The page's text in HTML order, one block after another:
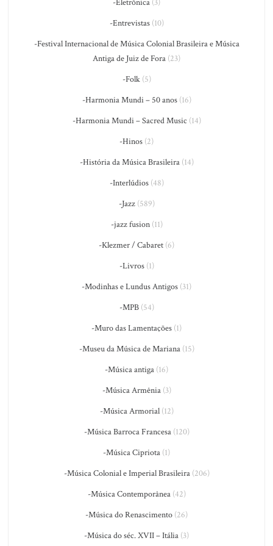
-Eletrônica (3)
-Entrevistas(10)
-Festival Internacional de Música Colonial Brasileira e Música
Antiga de Juiz de Fora (23)
-Folk(5)
-Harmonia Mundi – 50 anos(16)
-Harmonia Mundi – Sacred Music (14)
-Hinos (2)
-História da Música Brasileira(14)
-Interlúdios(48)
-Jazz(589)
-jazz fusion(11)
-Klezmer / Cabaret (6)
-Livros(1)
-Modinhas e Lundus Antigos (31)
-MPB(54)
-Muro das Lamentações (1)
-Museu da Música de Mariana(15)
-Música antiga (16)
-Música Armênia(3)
-Música Armorial(12)
-Música Barroca Francesa(120)
-Música Cipriota (1)
-Música Colonial e Imperial Brasileira(206)
-Música Contemporânea(42)
-Música do Renascimento (26)
-Música do séc. XVII – Itália (3)